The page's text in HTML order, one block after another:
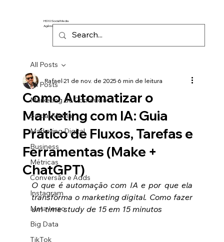
HS10 Social Media
Agência de Marketing Digital
All Posts
Marketing de Conteúdo
Social Media
Marketing Digital
Business
Métricas
Conversão e Adds
Instagram
Metaverso
Big Data
TikTok
All Posts
Como Automatizar o
Marketing com IA: Guia
Prático de Fluxos, Tarefas e
Ferramentas (Make +
ChatGPT)
Rafael21 de nov. de 20256 min de leitura
O que é automação com IA e por que ela
transforma o marketing digital. Como fazer
um time study de 15 em 15 minutos